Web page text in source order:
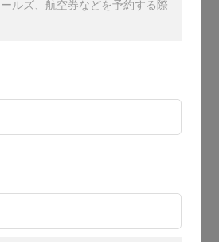
ルズ、航空券などを予約する際